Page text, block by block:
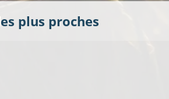
plus proches